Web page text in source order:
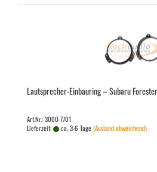
Lautsprecher-​​Ein­bau­ring – Sub­a­ru Fo­res­ter
Art.Nr.: 3000-7701
Lieferzeit:
ca. 3-6 Tage(Ausland abweichend)